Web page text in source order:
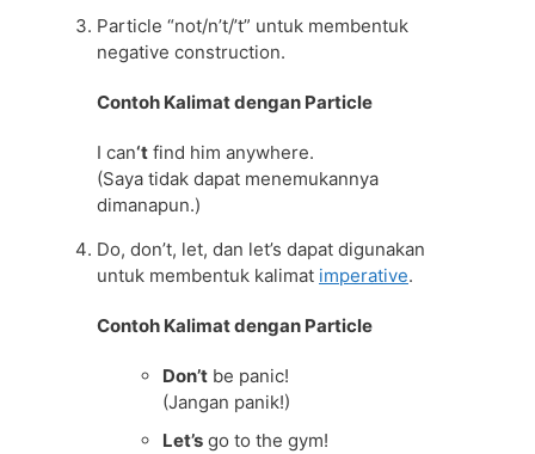
Particle “not/n’t/’t” untuk membentuk
negative construction.
Contoh Kalimat dengan Particle
I can‘t find him anywhere.
(Saya tidak dapat menemukannya
dimanapun.)
Do, don’t, let, dan let’s dapat digunakan
untuk membentuk kalimat imperative.
Contoh Kalimat dengan Particle
Don’t be panic!
(Jangan panik!)
Let’s go to the gym!